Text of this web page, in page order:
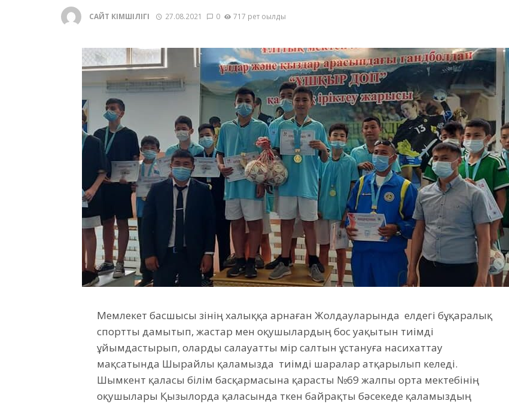
САЙТ ӘКІМШІЛІГІ 27.08.2021 0 717 рет оқылды
Мемлекет басшысы өзінің халыққа арнаған Жолдауларында елдегі бұқаралық
спортты дамытып, жастар мен оқушылардың бос уақытын тиімді
ұйымдастырып, оларды салауатты өмір салтын ұстануға насихаттау
мақсатында Шырайлы қаламызда тиімді шаралар атқарылып келеді.
Шымкент қаласы білім басқармасына қарасты №69 жалпы орта мектебінің
оқушылары Қызылорда қаласында өткен байрақты бәсекеде қаламыздың